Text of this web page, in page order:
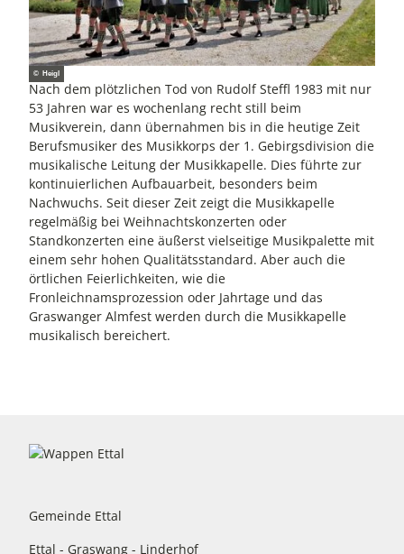
© Heigl
Nach dem plötzlichen Tod von Rudolf Steffl 1983 mit nur
53 Jahren war es wochenlang recht still beim
Musikverein, dann übernahmen bis in die heutige Zeit
Berufsmusiker des Musikkorps der 1. Gebirgsdivision die
musikalische Leitung der Musikkapelle. Dies führte zur
kontinuierlichen Aufbauarbeit, besonders beim
Nachwuchs. Seit dieser Zeit zeigt die Musikkapelle
regelmäßig bei Weihnachtskonzerten oder
Standkonzerten eine äußerst vielseitige Musikpalette mit
einem sehr hohen Qualitätsstandard. Aber auch die
örtlichen Feierlichkeiten, wie die
Fronleichnamsprozession oder Jahrtage und das
Graswanger Almfest werden durch die Musikkapelle
musikalisch bereichert.
Gemeinde Ettal
Ettal - Graswang - Linderhof